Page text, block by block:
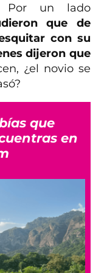
Por un lado
que de
con su
dijeron que
¿el novio se
que
en